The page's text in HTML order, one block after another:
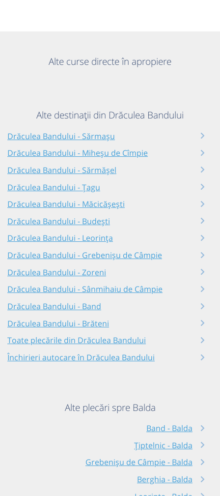
Alte curse directe în apropiere
Alte destinații din Drăculea Bandului
Drăculea Bandului - Sărmașu
Drăculea Bandului - Miheșu de Cîmpie
Drăculea Bandului - Sărmășel
Drăculea Bandului - Țagu
Drăculea Bandului - Măcicășești
Drăculea Bandului - Budești
Drăculea Bandului - Leorința
Drăculea Bandului - Grebenișu de Câmpie
Drăculea Bandului - Zoreni
Drăculea Bandului - Sânmihaiu de Câmpie
Drăculea Bandului - Band
Drăculea Bandului - Brăteni
Toate plecările din Drăculea Bandului
Închirieri autocare în Drăculea Bandului
Alte plecări spre Balda
Band - Balda
Țiptelnic - Balda
Grebenișu de Câmpie - Balda
Berghia - Balda